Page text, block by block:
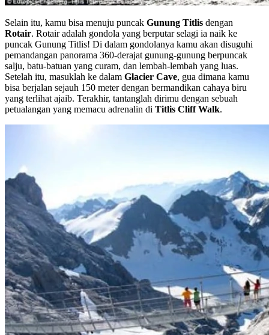
Selain itu, kamu bisa menuju puncak Gunung Titlis dengan
Rotair. Rotair adalah gondola yang berputar selagi ia naik ke
puncak Gunung Titlis! Di dalam gondolanya kamu akan disuguhi
pemandangan panorama 360-derajat gunung-gunung berpuncak
salju, batu-batuan yang curam, dan lembah-lembah yang luas.
Setelah itu, masuklah ke dalam Glacier Cave, gua dimana kamu
bisa berjalan sejauh 150 meter dengan bermandikan cahaya biru
yang terlihat ajaib. Terakhir, tantanglah dirimu dengan sebuah
petualangan yang memacu adrenalin di Titlis Cliff Walk.